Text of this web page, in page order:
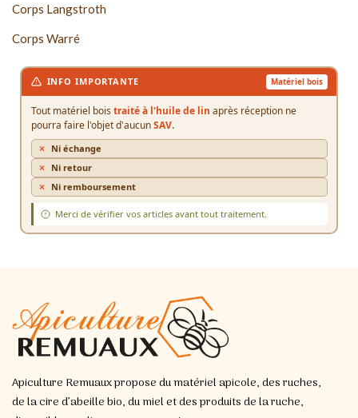
Corps Langstroth
Corps Warré
INFO IMPORTANTE Matériel bois
Tout matériel bois traité à l'huile de lin après réception ne
pourra faire l'objet d'aucunSAV.
Ni échange
Ni retour
Ni remboursement
Merci de vérifier vos articles avant tout traitement.
Apiculture Remuaux propose du matériel apicole, des ruches,
de la cire d’abeille bio, du miel et des produits de la ruche,